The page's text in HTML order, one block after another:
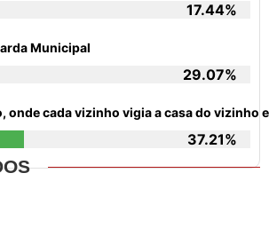
17.44%
Municipal
29.07%
onde cada vizinho vigia a casa do vizinho
37.21%